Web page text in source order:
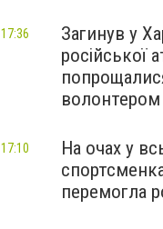
Загинув у
російської
волонтером
17:36
На очах у
перемогла
17:10